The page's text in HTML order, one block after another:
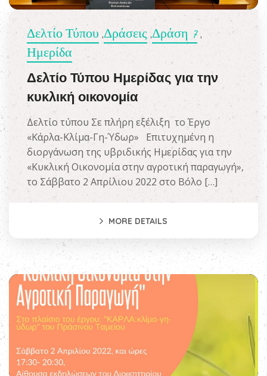
Δελτίο Τύπου ,Δράσεις ,Δράση 7,
Ημερίδα
Δελτίο Τύπου Ημερίδας για την
κυκλική οικονομία
Δελτίο τύπου Σε πλήρη εξέλιξη το Έργο
«Κάρλα-Κλίμα-Γη-Ύδωρ» Επιτυχημένη η
διοργάνωση της υβριδικής Ημερίδας για την
«Κυκλική Οικονομία στην αγροτική παραγωγή»,
το Σάββατο 2 Απρίλιου 2022 στο Βόλο […]
MORE DETAILS